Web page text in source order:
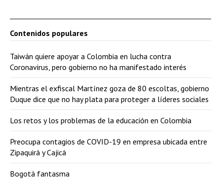
Contenidos populares
Taiwán quiere apoyar a Colombia en lucha contra
Coronavirus, pero gobierno no ha manifestado interés
Mientras el exfiscal Martínez goza de 80 escoltas, gobierno
Duque dice que no hay plata para proteger a líderes sociales
Los retos y los problemas de la educación en Colombia
Preocupa contagios de COVID-19 en empresa ubicada entre
Zipaquirá y Cajicá
Bogotá fantasma